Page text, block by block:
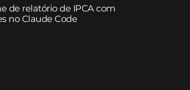
de relatório de IPCA com
no Claude Code